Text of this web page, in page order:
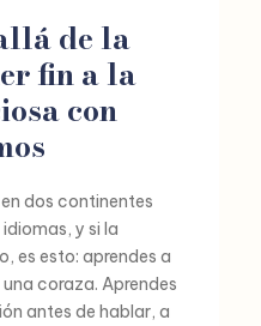
de la
fin a la
con
dos continentes
y si la
es esto: aprendes a
coraza. Aprendes
antes de hablar, a